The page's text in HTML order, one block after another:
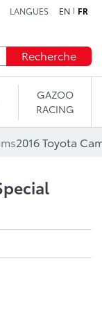
LANGUES EN FR
Recherche
GAZOO
RACING
2016 Toyota